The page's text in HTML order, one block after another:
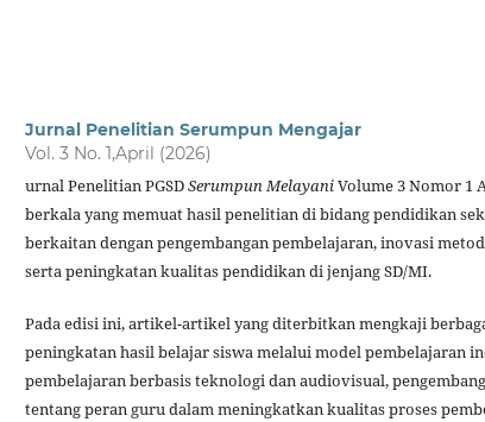
Jurnal Penelitian Serumpun Mengajar
Vol. 3 No. 1,April (2026)
urnal Penelitian PGSDSerumpun MelayaniVolume 3 Nomor 1
berkala yang memuat hasil penelitian di bidang pendidikan
berkaitan dengan pengembangan pembelajaran, inovasi
serta peningkatan kualitas pendidikan di jenjang SD/MI.
Pada edisi ini, artikel-artikel yang diterbitkan mengkaji
peningkatan hasil belajar siswa melalui model pembelajaran
pembelajaran berbasis teknologi dan audiovisual,
tentang peran guru dalam meningkatkan kualitas proses